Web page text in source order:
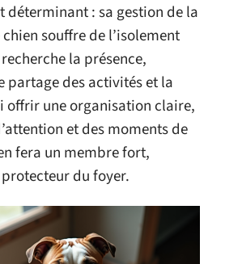
déterminant : sa gestion de la
souffre de l’isolement
la présence,
partage des activités et la
offrir une organisation claire,
et des moments de
fera un membre fort,
du foyer.